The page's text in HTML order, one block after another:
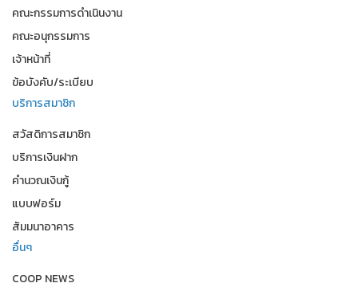
คณะกรรมการดำเนินงาน
คณะอนุกรรมการ
เจ้าหน้าที่
ข้อบังคับ/ระเบียบ
บริการสมาชิก
สวัสดิการสมาชิก
บริการเงินฝาก
คำนวณเงินกู้
แบบฟอร์ม
สัมมนาอาคาร
อื่นๆ
COOP NEWS